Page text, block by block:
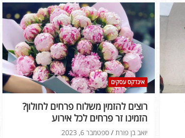
אינדקס עסקים
רוצים להזמין משלוח פרחים לחולון?
הזמינו זר פרחים לכל אירוע
ספטמבר 6, 2023 יואב בן פורת